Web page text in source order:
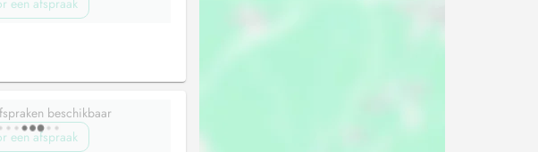
een afspraak
beschikbaar
een afspraak